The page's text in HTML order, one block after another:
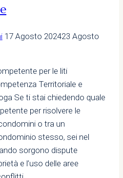
17 Agosto 202423 Agosto
per le liti
Territoriale e
Se ti stai chiedendo quale
per risolvere le
o tra un
stesso, sei nel
sorgono dispute
e l’uso delle aree